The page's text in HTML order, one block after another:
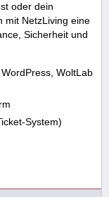
oder dein
mit NetzLiving eine
Sicherheit und
WoltLab
System)